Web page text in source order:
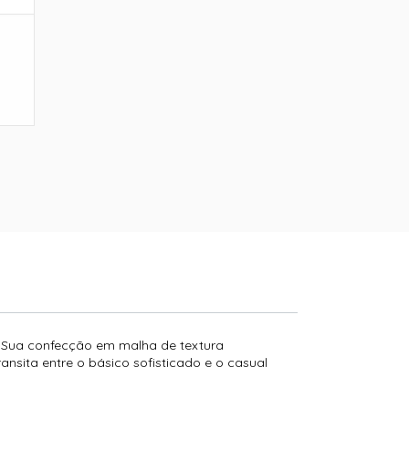
confecção em malha de textura
entre o básico sofisticado e o casual